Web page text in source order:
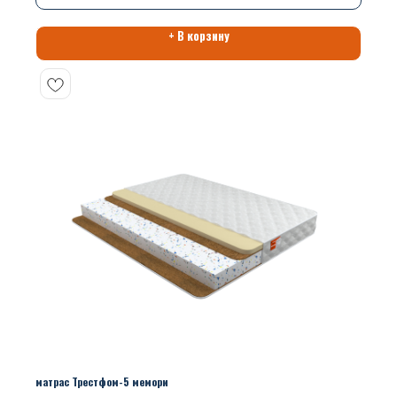
+ В корзину
матрас Трестфом-5 мемори